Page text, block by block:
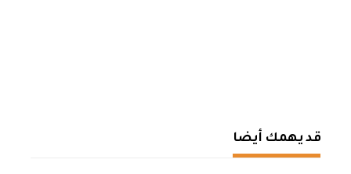
قد يهمك أيضا